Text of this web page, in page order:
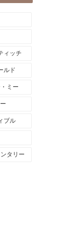
ィッチ
ルド
ミー
ブル
タリー